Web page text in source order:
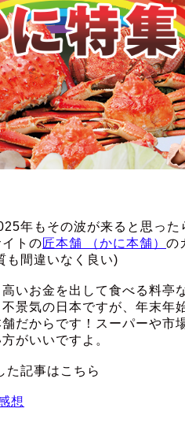
年もその波が来ると思った
トの匠本舗 （かに本舗） の
も間違いなく良い)
いお金を出して食べる料亭
景気の日本ですが、年末年
だからです！スーパーや市
がいいですよ。
た記事はこちら
想